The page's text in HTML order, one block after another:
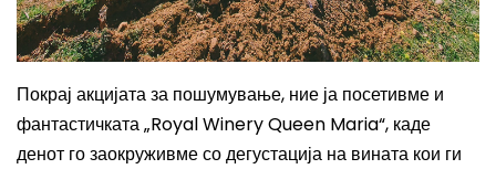
Покрај акцијата за пошумување, ние ја посетивме и
фантастичката „Royal Winery Queen Maria“, каде
денот го заокруживме со дегустација на вината кои ги